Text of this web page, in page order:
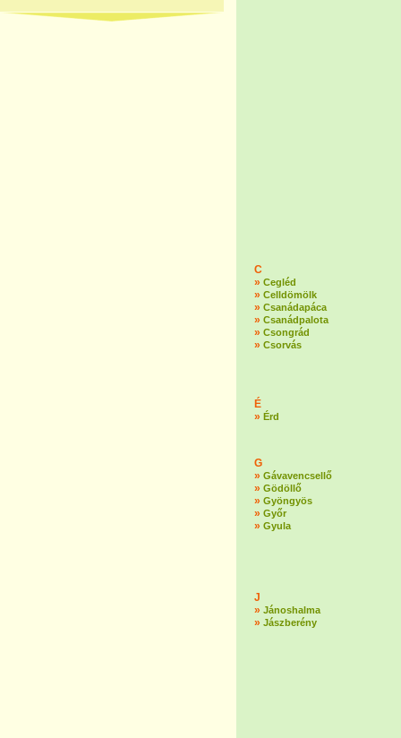
C
» Cegléd
» Celldömölk
» Csanádapáca
» Csanádpalota
» Csongrád
» Csorvás
É
» Érd
G
» Gávavencsellő
» Gödöllő
» Gyöngyös
» Győr
» Gyula
J
» Jánoshalma
» Jászberény